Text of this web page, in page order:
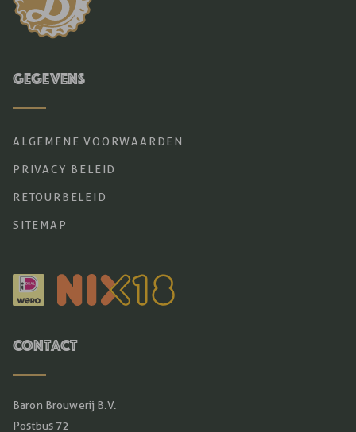
Gegevens
ALGEMENE VOORWAARDEN
PRIVACY BELEID
RETOURBELEID
SITEMAP
Contact
Baron Brouwerij B.V.
Postbus 72